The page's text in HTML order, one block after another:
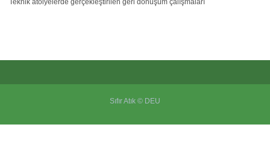
Teknik atölyelerde gerçekleştirilen geri dönüşüm çalışmaları
Sıfır Atık © DEU